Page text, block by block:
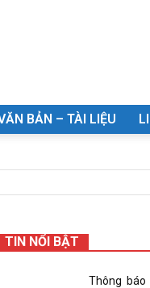
BẢN – TÀI LIỆU
TIN NỔI BẬT
Thông